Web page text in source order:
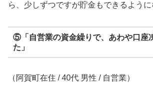
ら、少しずつですが貯金もできるように
⑤「自営業の資金繰りで、あわや口座
た」
（阿賀町在住 / 40代 男性 / 自営業）